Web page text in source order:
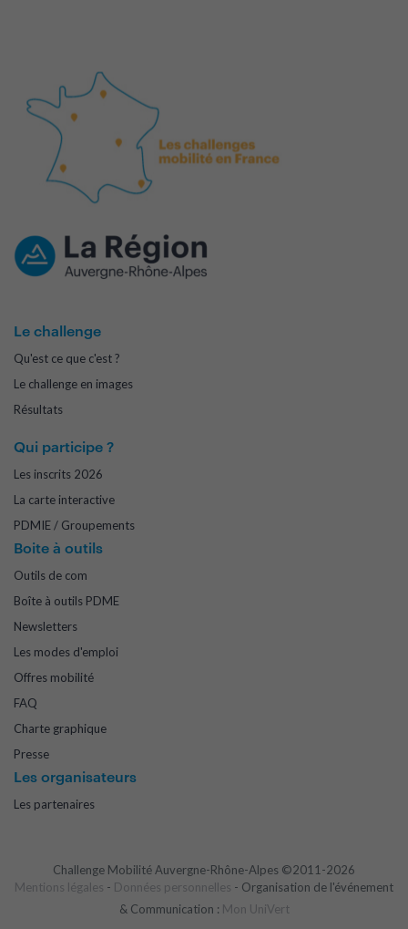
Le challenge
Qu'est ce que c'est ?
Le challenge en images
Résultats
Qui participe ?
Les inscrits 2026
La carte interactive
PDMIE / Groupements
Boite à outils
Outils de com
Boîte à outils PDME
Newsletters
Les modes d'emploi
Offres mobilité
FAQ
Charte graphique
Presse
Les organisateurs
Les partenaires
Challenge Mobilité Auvergne-Rhône-Alpes ©2011-2026
Mentions légales - Données personnelles - Organisation de l'événement
& Communication : Mon UniVert